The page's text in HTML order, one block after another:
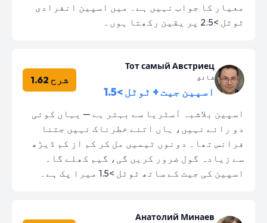
معیار کا جواب نہیں ہے۔ میں اسپین انفرادی
ٹوٹل >2.5 پر یقین رکھتا ہوں۔
Тот самый Австриец
شائق
اسپین جیت + ٹوٹل >1.5
شرح 1.62
اسپین بلاشبہ آسٹریا سے بہتر ہے — یہاں کوئی
دو رائے نہیں، ہاں اتنے خطرناک نہیں جتنا
فرانس تھا۔ دونوں ٹیمیں مل کر کم از کم ڈیڑھ
سے زیادہ گول ضرور کریں گی، گیم کھلے گا۔
اسپین کی جیت کے ساتھ ٹوٹل >1.5 میرا پک ہے۔
Анатолий Минаев